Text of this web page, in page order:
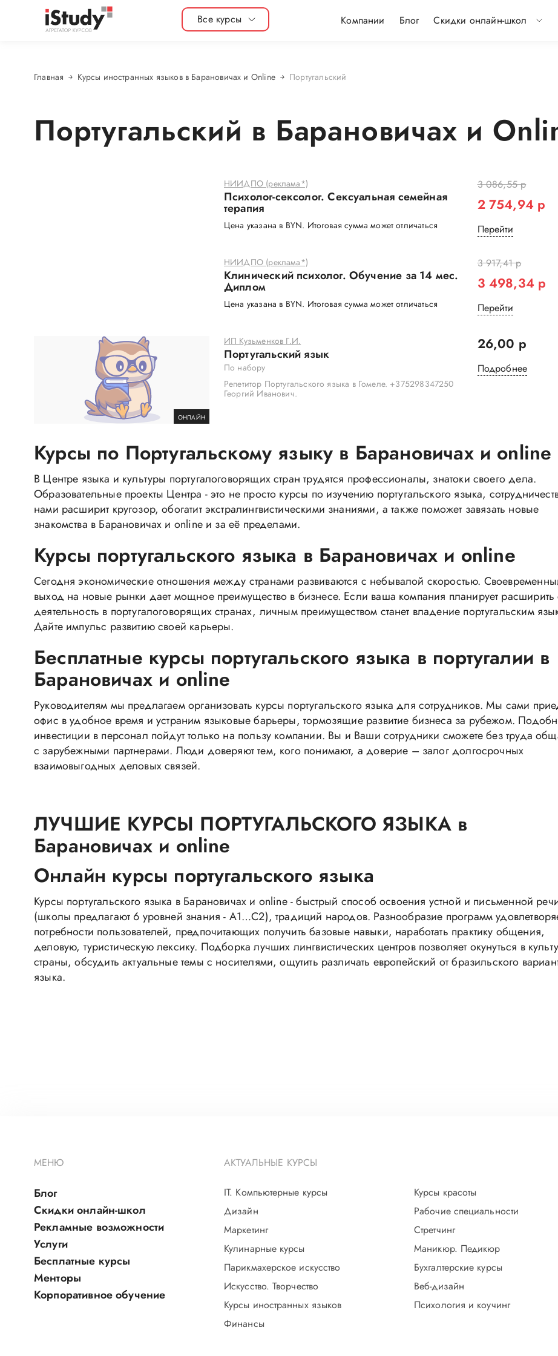
Все курсы Компании Блог Скидки онлайн-школ
Главная Курсы иностранных языков в Барановичах и Online Португальский
Португальский в Барановичах и
НИИДПО (реклама*)
Психолог-сексолог. Сексуальная семейная
терапия
Цена указана в BYN. Итоговая сумма может отличаться
3 086,55 р
2 754,94 р
Перейти
НИИДПО (реклама*)
Клинический психолог. Обучение за 14 мес.
Диплом
Цена указана в BYN. Итоговая сумма может отличаться
3 917,41 р
3 498,34 р
Перейти
ОНЛАЙН
ИП Кузьменков Г.И.
Португальский язык
По набору
Репетитор Португальского языка в Гомеле. +375298347250
Георгий Иванович.
26,00 р
Подробнее
Курсы по Португальскому языку в Барановичах и online
В Центре языка и культуры португалоговорящих стран трудятся профессионалы, знатоки своего дела.
Образовательные проекты Центра - это не просто курсы по изучению португальского языка,
нами расширит кругозор, обогатит экстралингвистическими знаниями, а также поможет завязать новые
знакомства в Барановичах и online и за её пределами.
Курсы португальского языка в Барановичах и online
Сегодня экономические отношения между странами развиваются с небывалой скоростью.
выход на новые рынки дает мощное преимущество в бизнесе. Если ваша компания планирует
деятельность в португалоговорящих странах, личным преимуществом станет владение португальским
Дайте импульс развитию своей карьеры.
Бесплатные курсы португальского языка в португалии в
Барановичах и online
Руководителям мы предлагаем организовать курсы португальского языка для сотрудников. Мы сами
офис в удобное время и устраним языковые барьеры, тормозящие развитие бизнеса за рубежом.
инвестиции в персонал пойдут только на пользу компании. Вы и Ваши сотрудники сможете без труда
с зарубежными партнерами. Люди доверяют тем, кого понимают, а доверие – залог долгосрочных
взаимовыгодных деловых связей.
ЛУЧШИЕ КУРСЫ ПОРТУГАЛЬСКОГО ЯЗЫКА в
Барановичах и online
Онлайн курсы португальского языка
Курсы португальского языка в Барановичах и online - быстрый способ освоения устной и письменной
(школы предлагают 6 уровней знания - A1…C2), традиций народов. Разнообразие программ
потребности пользователей, предпочитающих получить базовые навыки, наработать практику общения,
деловую, туристическую лексику. Подборка лучших лингвистических центров позволяет окунуться в
страны, обсудить актуальные темы с носителями, ощутить различать европейский от бразильского
языка.
МЕНЮ
Блог
Скидки онлайн-школ
Рекламные возможности
Услуги
Бесплатные курсы
Менторы
Корпоративное обучение
АКТУАЛЬНЫЕ КУРСЫ
IT. Компьютерные курсы
Курсы красоты
Дизайн
Рабочие специальности
Маркетинг
Стретчинг
Кулинарные курсы
Маникюр. Педикюр
Парикмахерское искусство
Бухгалтерские курсы
Искусство. Творчество
Веб-дизайн
Курсы иностранных языков
Психология и коучинг
Финансы